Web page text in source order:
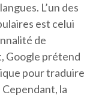
L’un des
est celui
de
Google prétend
pour traduire
la